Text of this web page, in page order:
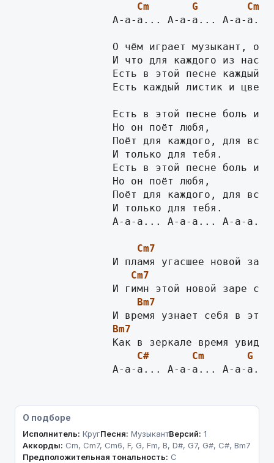
Cm
G Cm
А-а-а... А-а-а... А-а-
Cm7
Cm7
Bm7
Bm7
C# Cm
G
А-а-а... А-а-
О подборе
Исполнитель: КругПесня: МузыкантВерсий: 1
Аккорды: Cm, Cm7, Cm6, F, G, Fm, B, D#, G7, G#, C#, Bm7
Предположительная тональность: C